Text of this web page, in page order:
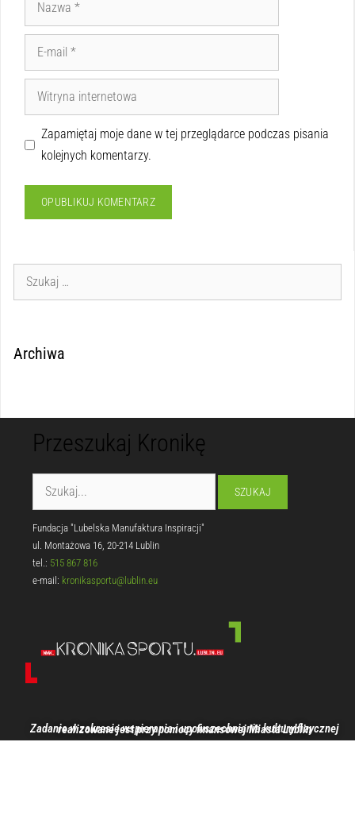
Zapamiętaj moje dane w tej przeglądarce podczas pisania
kolejnych komentarzy.
Archiwa
Przeszukaj Kronikę
Fundacja "Lubelska Manufaktura Inspiracji"
ul. Montażowa 16, 20-214 Lublin
tel.: 515 867 816
e-mail: kronikasportu@lublin.eu
Zadanie w zakresie wspierania i upowszechniania kultury fizycznej realizowane jest przy pomocy finansowej Miasta Lublin